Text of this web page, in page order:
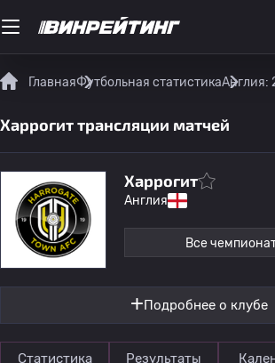
ГлавнаяФутбольная статистикаАнглия:
Харрогит трансляции матчей
Харрогит
Англия
Все
Подробнее о клубе
Статистика Результаты